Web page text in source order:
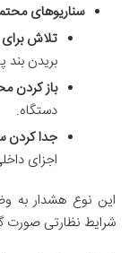
سناریوهای
تلاش برای
بریدن بند
باز کردن
دستگاه.
جدا کردن
اجزای
این نوع هشدار به
شرایط نظارتی صورت